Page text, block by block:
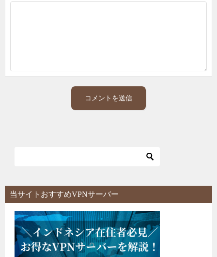
当サイトおすすめVPNサーバー